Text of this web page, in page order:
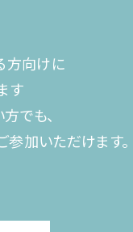
方向けに
す
でも、
参加いただけます。